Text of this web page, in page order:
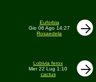
Euforbia
Gio 06 Ago 14:27
Rosaedela
Lobivia ferox
Mer 22 Lug 1:10
cactus